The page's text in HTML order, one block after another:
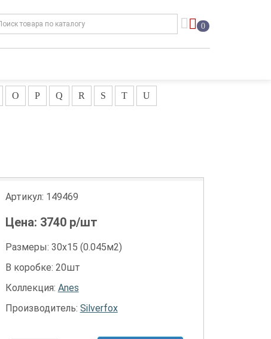
0
O P Q R S T U
Артикул: 149469
Цена: 3740р/шт
Размеры: 30х15 (0.045м2)
В коробке: 20шт
Коллекция: Anes
Производитель: Silverfox